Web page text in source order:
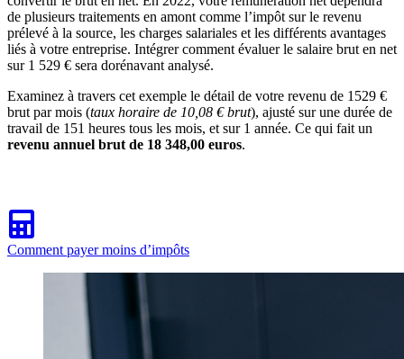
de plusieurs traitements en amont comme l’impôt sur le revenu
prélevé à la source, les charges salariales et les différents avantages
liés à votre entreprise. Intégrer comment évaluer le salaire brut en net
sur 1 529 € sera dorénavant analysé.
Examinez à travers cet exemple le détail de votre revenu de 1529 €
brut par mois (taux horaire de 10,08 € brut), ajusté sur une durée de
travail de 151 heures tous les mois, et sur 1 année. Ce qui fait un
revenu annuel brut de 18 348,00 euros.
Comment payer moins d’impôts